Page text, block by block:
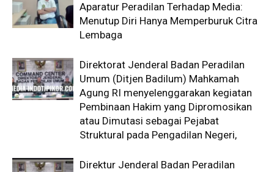
Aparatur Peradilan Terhadap Media:
Menutup Diri Hanya Memperburuk Citra
Lembaga
Direktorat Jenderal Badan Peradilan
Umum (Ditjen Badilum) Mahkamah
Agung RI menyelenggarakan kegiatan
Pembinaan Hakim yang Dipromosikan
atau Dimutasi sebagai Pejabat
Struktural pada Pengadilan Negeri,
Direktur Jenderal Badan Peradilan